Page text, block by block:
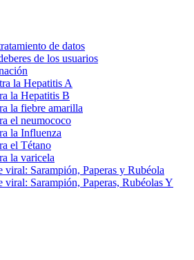
de datos
de los usuarios
la Hepatitis A
la Hepatitis B
la fiebre amarilla
el neumococo
la Influenza
el Tétano
la varicela
viral: Sarampión, Paperas y Rubéola
viral: Sarampión, Paperas, Rubéolas Y